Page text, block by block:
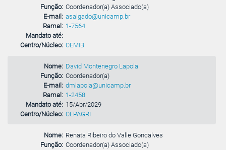
Função: Coordenador(a) Associado(a)
E-mail: asalgado@unicamp.br
Ramal: 1-7564
Mandato até:
Centro/Núcleo: CEMIB
Nome: David Montenegro Lapola
Função: Coordenador(a)
E-mail: dmlapola@unicamp.br
Ramal: 1-2458
Mandato até: 15/Abr/2029
Centro/Núcleo: CEPAGRI
Nome: Renata Ribeiro do Valle Goncalves
Função: Coordenador(a) Associado(a)